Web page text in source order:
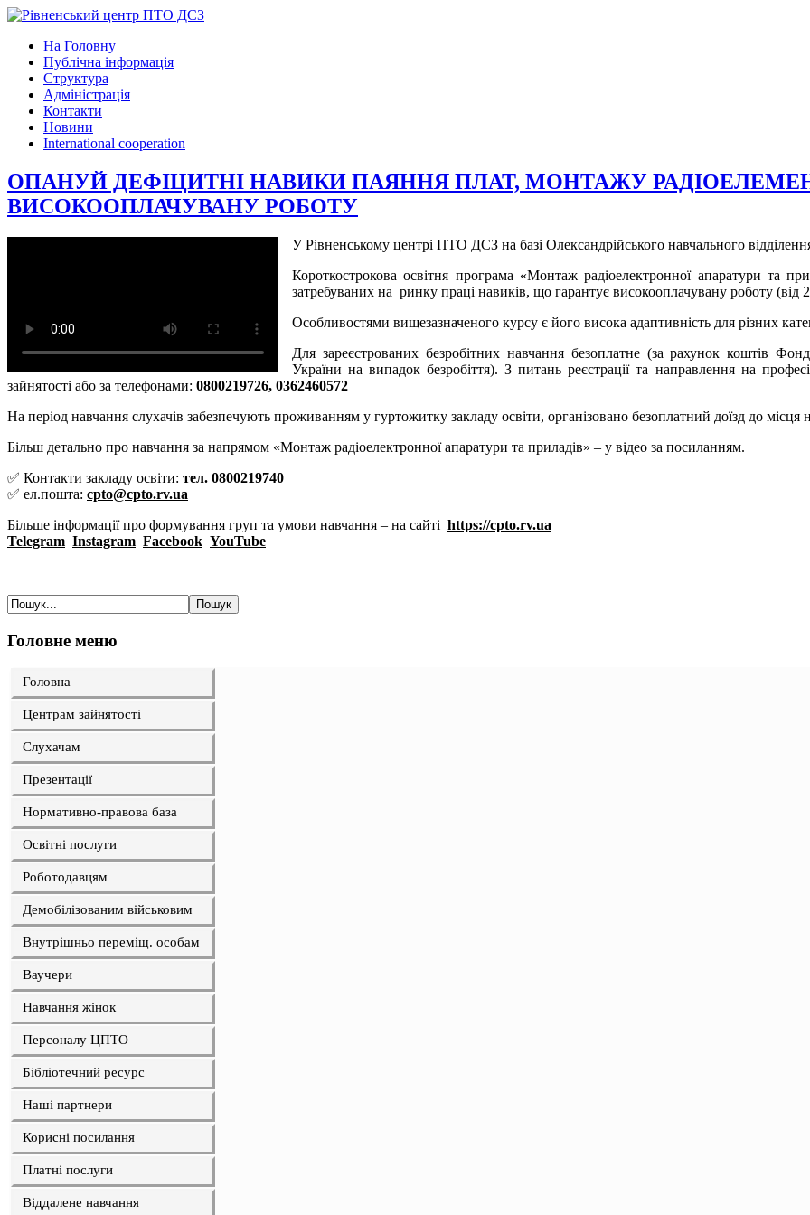
На Головну
Публічна інформація
Структура
Адміністрація
Контакти
Новини
International cooperation
ОПАНУЙ ДЕФІЦИТНІ НАВИКИ ПАЯННЯ ПЛАТ, МОНТАЖУ
ВИСОКООПЛАЧУВАНУ РОБОТУ
У Рівненському центрі ПТО ДСЗ на базі Олександрійського навчального
Короткострокова освітня програма «Монтаж радіоелектронної апаратури та
затребуваних на ринку праці навиків, що гарантує високооплачувану роботу (від
Особливостями вищезазначеного курсу є його висока адаптивність для різних
Для зареєстрованих безробітних навчання безоплатне (за рахунок коштів
України на випадок безробіття). З питань реєстрації та направлення на
зайнятості aбо за телефонами: 0800219726, 0362460572
На період навчання слухачів забезпечують проживанням у гуртожитку закладу освіти, організовано безоплатний доїзд до місця
Більш детально про навчання за напрямом «Монтаж радіоелектронної апаратури та приладів» – у відео за посиланням.
✅ Контакти закладу освіти: тел. 0800219740
✅ ел.пошта: cpto@cpto.rv.ua
Більше інформації про формування груп та умови навчання – на сайті https://cpto.rv.ua
Telegram Instagram Facebook YouTube
Головне меню
Головна
Центрам зайнятості
Слухачам
Презентації
Нормативно-правова база
Освітні послуги
Роботодавцям
Демобілізованим військовим
Внутрішньо переміщ. особам
Ваучери
Навчання жінок
Персоналу ЦПТО
Бібліотечний ресурс
Наші партнери
Корисні посилання
Платні послуги
Віддалене навчання